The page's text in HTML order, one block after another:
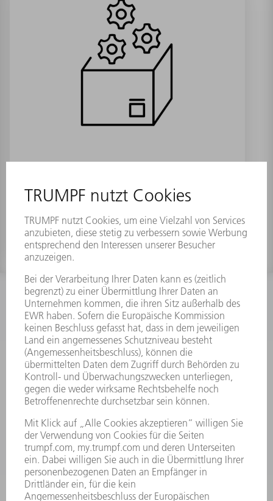
Materialnummer: 1696585
INFORMATION
Häufig gestellte Fragen
Allgemeine Geschäftsbedingungen
KONTAKT
Kundenbetreuung TRUMPF Werkzeugmaschinen
+49 7156 303 33222
Mo - Fr: 07:30 - 17:30 Uhr
Erweiterte Rufbereitschaft per Service App Mo - Fr:
06:30 - 20.00 Uhr Sa: 07:00 - 12:00 Uhr
Kundenbetreuung@trumpf.com
KONTAKT
Service TRUMPF Lasertechnik
+49 7156 303 37444
Mo - Fr: 07:30 - 18:00 Uhr